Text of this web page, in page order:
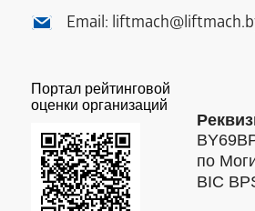
Email:
Портал рейтинговой
оценки организаций
по
BIC